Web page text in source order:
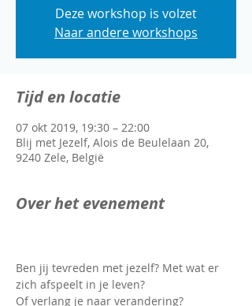
Deze workshop is volzet
Naar andere workshops
Tijd en locatie
07 okt 2019, 19:30 – 22:00
Blij met Jezelf, Alois de Beulelaan 20,
9240 Zele, België
Over het evenement
Ben jij tevreden met jezelf? Met wat er
zich afspeelt in je leven?